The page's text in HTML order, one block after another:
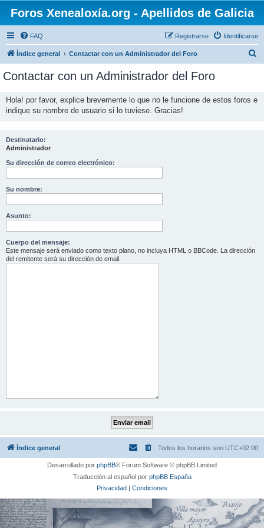
Foros Xenealoxía.org - Apellidos de Galicia
FAQ Identificarse
Registrarse
Índice general Contactar con un Administrador del Foro
Contactar con un Administrador del Foro
Hola! por favor, explice brevemente lo que no le funcione de estos foros e
indique su nombre de usuario si lo tuviese. Gracias!
Destinatario:
Administrador
Su dirección de correo electrónico:
Su nombre:
Asunto:
Cuerpo del mensaje:
Este mensaje será enviado como texto plano, no incluya HTML o BBCode. La dirección
del remitente será su dirección de email.
Índice general Todos los horarios son UTC+02:00
Desarrollado por phpBB® Forum Software © phpBB Limited
Traducción al español por phpBB España
Privacidad | Condiciones